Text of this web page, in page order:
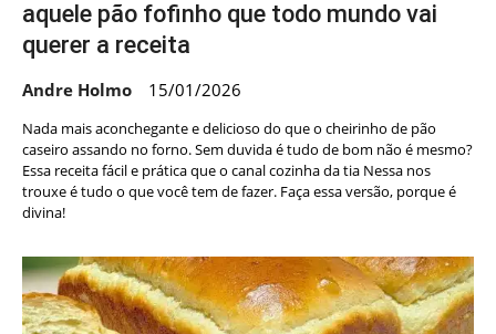
aquele pão fofinho que todo mundo vai
querer a receita
Andre Holmo 15/01/2026
Nada mais aconchegante e delicioso do que o cheirinho de pão
caseiro assando no forno. Sem duvida é tudo de bom não é mesmo?
Essa receita fácil e prática que o canal cozinha da tia Nessa nos
trouxe é tudo o que você tem de fazer. Faça essa versão, porque é
divina!